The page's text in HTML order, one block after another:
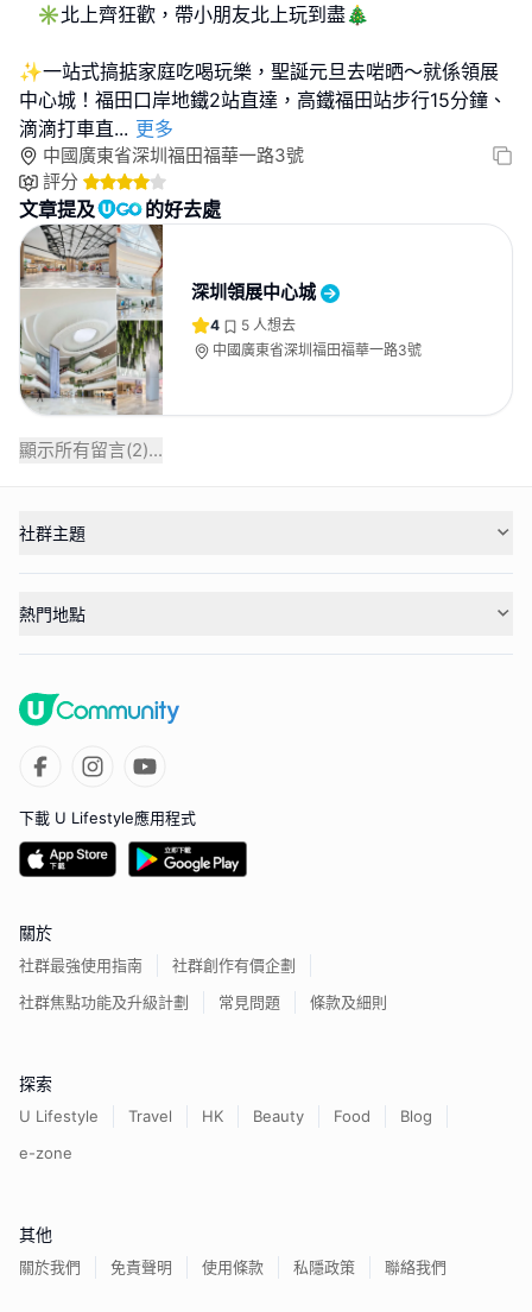
✳️北上齊狂歡，帶小朋友北上玩到盡🎄
✨一站式搞掂家庭吃喝玩樂，聖誕元旦去啱晒～就係領展
中心城！福田口岸地鐵2站直達，高鐵福田站步行15分鐘、
滴滴打車直... 更多
中國廣東省深圳福田福華一路3號
評分
文章提及 的好去處
深圳領展中心城
4 5 人想去
中國廣東省深圳福田福華一路3號
顯示所有留言(2)...
社群主題
熱門地點
下載 U Lifestyle應用程式
關於
社群最強使用指南
社群創作有價企劃
社群焦點功能及升級計劃
常見問題 條款及細則
探索
U Lifestyle Travel HK Beauty Food
Blog
e-zone
其他
關於我們 免責聲明 使用條款 私隱政策 聯絡我們